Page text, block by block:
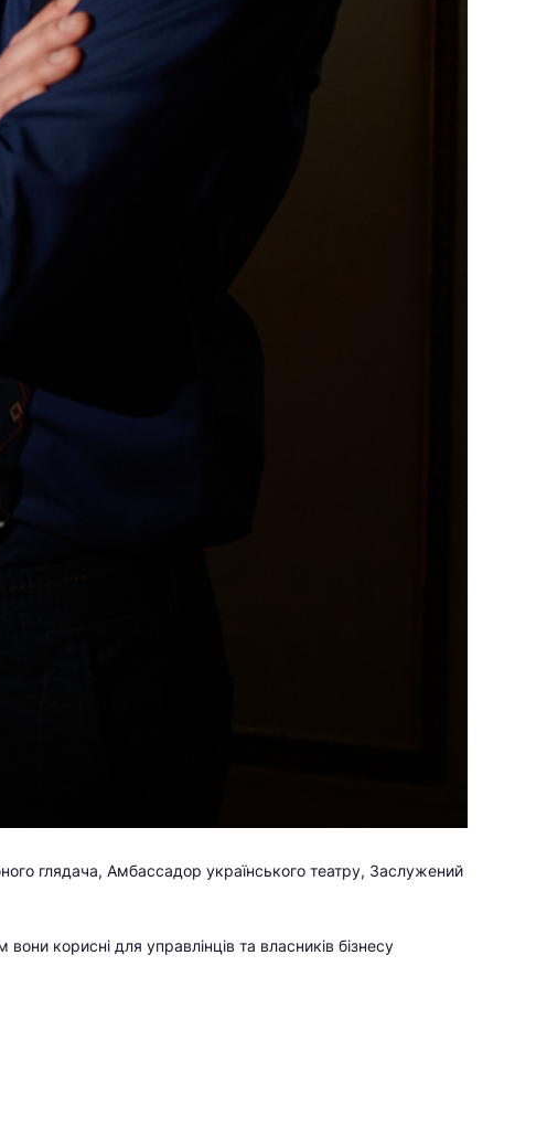
глядача, Амбассадор українського театру, Заслужений
корисні для управлінців та власників бізнесу